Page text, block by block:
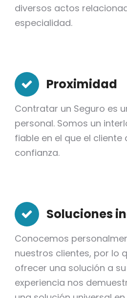
diversos actos
especialidad.
Proximidad
Contratar un Seguro es
personal. Somos un
fiable en el que el cliente
confianza.
Soluciones
Conocemos
nuestros clientes, por lo
ofrecer una solución a
experiencia nos